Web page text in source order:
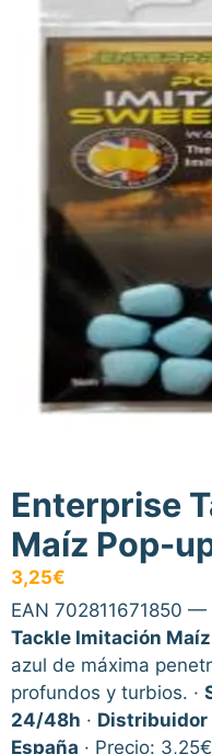
Enterprise
Maíz Pop-
3,25€
EAN 702811671850
Tackle Imitación
azul de máxima
profundos y turbios. ·
24/48h · Distribuidor
España · Precio: 3,25€